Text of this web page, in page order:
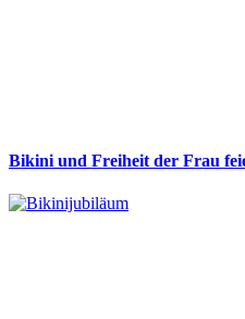
Bikini und Freiheit der Frau